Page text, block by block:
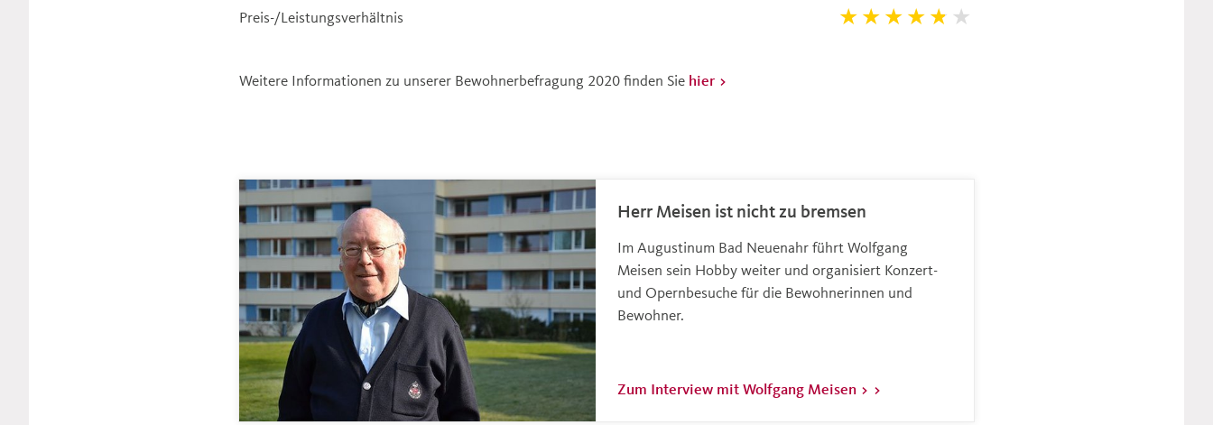
Preis-/Leistungsverhältnis
Weitere Informationen zu unserer Bewohnerbefragung 2020 finden Sie hier
Herr Meisen ist nicht zu bremsen
Im Augustinum Bad Neuenahr führt Wolfgang
Meisen sein Hobby weiter und organisiert Konzert-
und Opernbesuche für die Bewohnerinnen und
Bewohner.
Zum Interview mit Wolfgang Meisen >